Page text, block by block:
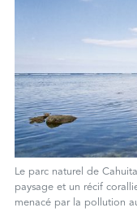
Le parc naturel de
paysage et un récif
menacé par la pollution